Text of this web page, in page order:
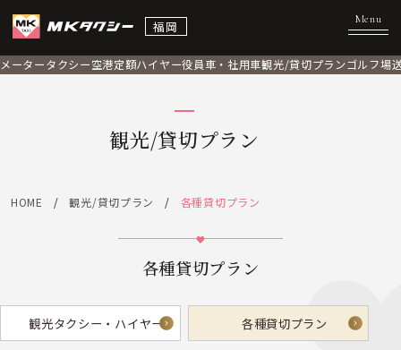
福岡
メータータクシー空港定額ハイヤー役員車・社用車観光/貸切プランゴルフ場
観光/貸切プラン
HOME 観光/貸切プラン 各種貸切プラン
各種貸切プラン
観光タクシー・ハイヤー 各種貸切プラン